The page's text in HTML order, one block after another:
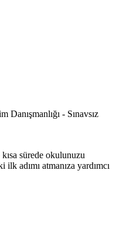
sürede okulunuzu
adımı atmanıza yardımcı